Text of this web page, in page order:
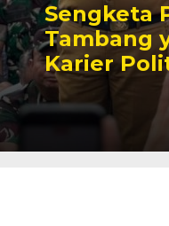
Sengketa
Tambang
Karier